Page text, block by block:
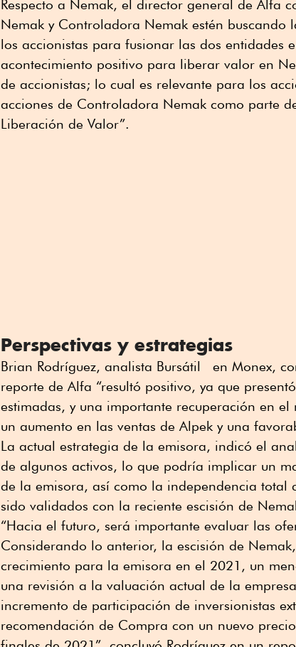
Respecto a Nemak, el director general de Alfa
Nemak y Controladora Nemak estén buscando
los accionistas para fusionar las dos entidades
acontecimiento positivo para liberar valor en
de accionistas; lo cual es relevante para los
acciones de Controladora Nemak como parte
Liberación de Valor”.
Perspectivas y estrategias
Brian Rodríguez, analista Bursátil en Monex,
reporte de Alfa “resultó positivo, ya que
estimadas, y una importante recuperación en
un aumento en las ventas de Alpek y una
La actual estrategia de la emisora, indicó el
de algunos activos, lo que podría implicar un
de la emisora, así como la independencia total
sido validados con la reciente escisión de
“Hacia el futuro, será importante evaluar las
Considerando lo anterior, la escisión de
crecimiento para la emisora en el 2021, un
una revisión a la valuación actual de la
incremento de participación de inversionistas
recomendación de Compra con un nuevo